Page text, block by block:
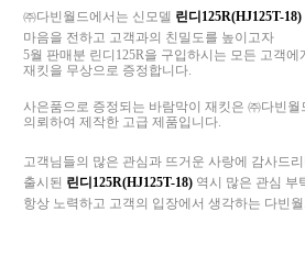
㈜다빈월드에서는 신모델 린디125R(HJ125T-18)
마음을 전하고 고객과의 친밀도를 높이고자
5월 판매분 린디125R을 구입하시는 모든 고객에
재킷을 무상으로 증정합니다.
사은품으로 증정되는 바람막이 재킷은 ㈜다빈
의뢰하여 제작한 고급 제품입니다.
고객님들의 많은 관심과 뜨거운 사랑에 감사드
출시된 린디125R(HJ125T-18) 역시 많은 관심 부
항상 노력하고 고객의 입장에서 생각하는 다빈